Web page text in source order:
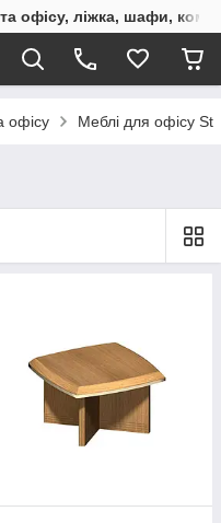
офісу, ліжка, шафи,
офісу Меблі для офісу St